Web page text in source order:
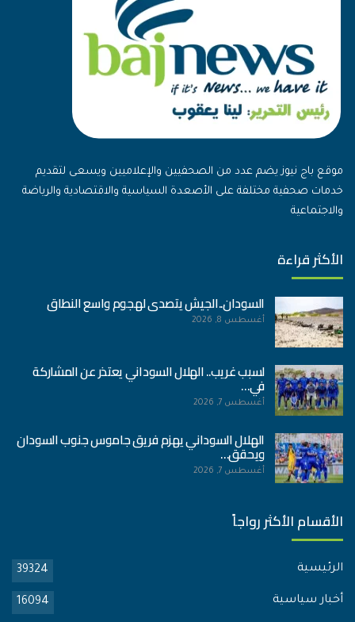
موقع باج نيوز يضم عدد من الصحفيين والإعلاميين ويسعى لتقديم
خدمات صحفية مختلفة على الأصعدة السياسية والاقتصادية والرياضة
والاجتماعية
الأكثر قراءة
السودان..الجيش يتصدى لهجوم واسع النطاق
أغسطس 8, 2026
لسبب غريب.. الهلال السوداني يعتذر عن المشاركة
في…
أغسطس 7, 2026
الهلال السوداني يهزم فريق جاموس جنوب السودان
ويحقق…
أغسطس 7, 2026
الأقسام الأكثر رواجاً
الرئيسية 39324
أخبار سياسية 16094